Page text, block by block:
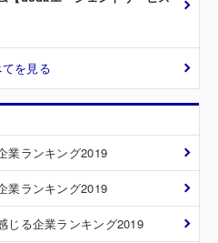
を見る
業ランキング2019
業ランキング2019
じる企業ランキング2019